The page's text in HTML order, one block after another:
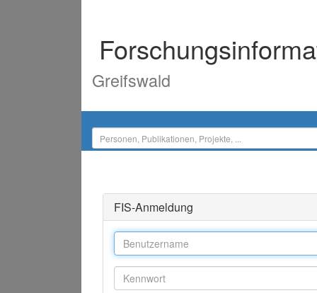
Greifswald
FIS-Anmeldung